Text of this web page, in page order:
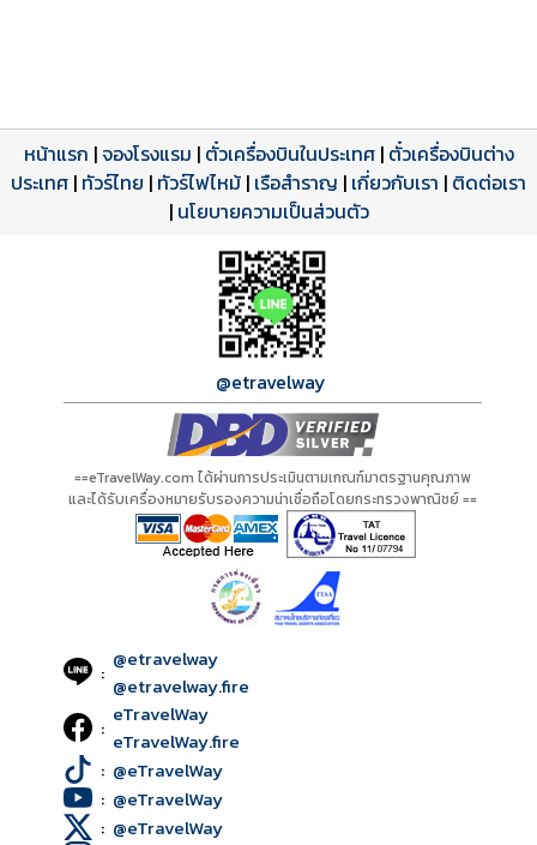
โปรแกรมทัวร์
ดาวน์โหลด PDF
รีวิวลูกค้าจริง
รีวิวจาก eTravelWay
เปิดหน้าเต็ม
ใบอนุญาตนำเที่ยว
เลขที่ 11/11450
เปิดหน้าเต็ม
หน้าแรก |จองโรงแรม | ตั๋วเครื่องบินในประเทศ| ตั๋วเครื่องบินต่าง
ประเทศ | ทัวร์ไทย | ทัวร์ไฟไหม้ | เรือสำราญ | เกี่ยวกับเรา | ติดต่อเรา
| นโยบายความเป็นส่วนตัว
@etravelway
==eTravelWay.com ได้ผ่านการประเมินตามเกณฑ์มาตรฐานคุณภาพ
และได้รับเครื่องหมายรับรองความน่าเชื่อถือโดยกระทรวงพาณิชย์ ==
: @etravelway
@etravelway.fire
: eTravelWay
eTravelWay.fire
: @eTravelWay
: @eTravelWay
: @eTravelWay